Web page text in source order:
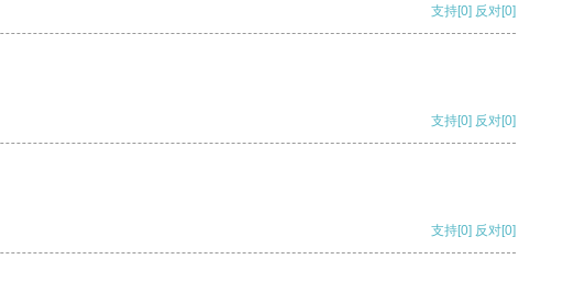
支持[0] 反对[0]
支持[0] 反对[0]
支持[0] 反对[0]